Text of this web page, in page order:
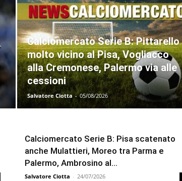
Calciomercato Serie B: Pittarello
molto vicino al Pisa, Vogliacco
alla Cremonese, Palermo via alle
cessioni
Salvatore Ciotta - 05/08/2026
Calciomercato Serie B: Pisa scatenato
anche Mulattieri, Moreo tra Parma e
Palermo, Ambrosino al...
Salvatore Ciotta - 24/07/2026